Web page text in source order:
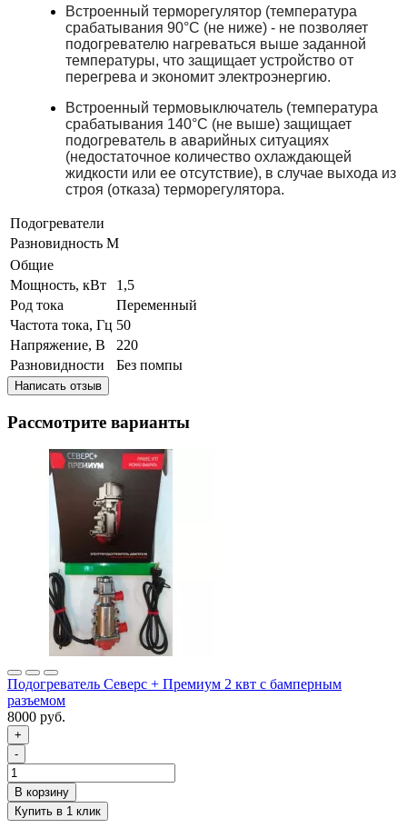
Встроенный терморегулятор (температура
срабатывания 90°С (не ниже) - не позволяет
подогревателю нагреваться выше заданной
температуры, что защищает устройство от
перегрева и экономит электроэнергию.
Встроенный термовыключатель (температура
срабатывания 140°С (не выше) защищает
подогреватель в аварийных ситуациях
(недостаточное количество охлаждающей
жидкости или ее отсутствие), в случае выхода из
строя (отказа) терморегулятора.
Подогреватели
Разновидность М
Общие
Мощность, кВт
1,5
Род тока
Переменный
Частота тока, Гц 50
Напряжение, В
220
Разновидности
Без помпы
Написать отзыв
Рассмотрите варианты
Подогреватель Северс + Премиум 2 квт с бамперным
разъемом
8000 руб.
+
-